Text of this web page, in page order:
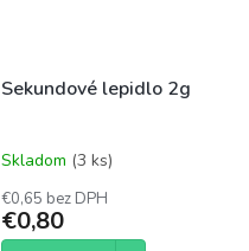
Sekundové lepidlo 2g
Skladom (3 ks)
€0,65 bez DPH
€0,80